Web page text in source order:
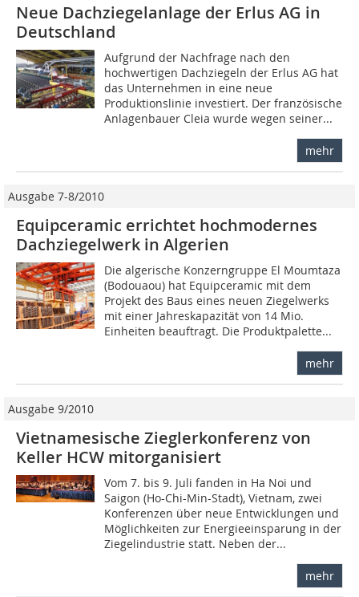
Neue Dachziegelanlage der Erlus AG in
Deutschland
Aufgrund der Nachfrage nach den
hochwertigen Dachziegeln der Erlus AG hat
das Unternehmen in eine neue
Produktionslinie investiert. Der französische
Anlagenbauer Cleia wurde wegen seiner...
mehr
Ausgabe 7-8/2010
Equipceramic errichtet hochmodernes
Dachziegelwerk in Algerien
Die algerische Konzerngruppe El Moumtaza
(Bodouaou) hat Equipceramic mit dem
Projekt des Baus eines neuen Ziegelwerks
mit einer Jahreskapazität von 14 Mio.
Einheiten beauftragt. Die Produktpalette...
mehr
Ausgabe 9/2010
Vietnamesische Zieglerkonferenz von
Keller HCW mitorganisiert
Vom 7. bis 9. Juli fanden in Ha Noi und
Saigon (Ho-Chi-Min-Stadt), Vietnam, zwei
Konferenzen über neue Entwicklungen und
Möglichkeiten zur Energieeinsparung in der
Ziegelindustrie statt. Neben der...
mehr